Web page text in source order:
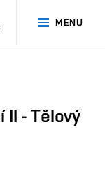
MENU
II - Tělový